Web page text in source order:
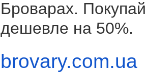
Броварах.
дешевле на 50%.
brovary.com.ua